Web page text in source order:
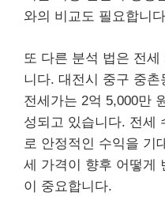
와의 비교도 필요합니
또 다른 분석 법은 전
니다. 대전시 중구 중촌
전세가는 2억 5,000만
성되고 있습니다. 전세
로 안정적인 수익을 기
세 가격이 향후 어떻게
이 중요합니다.